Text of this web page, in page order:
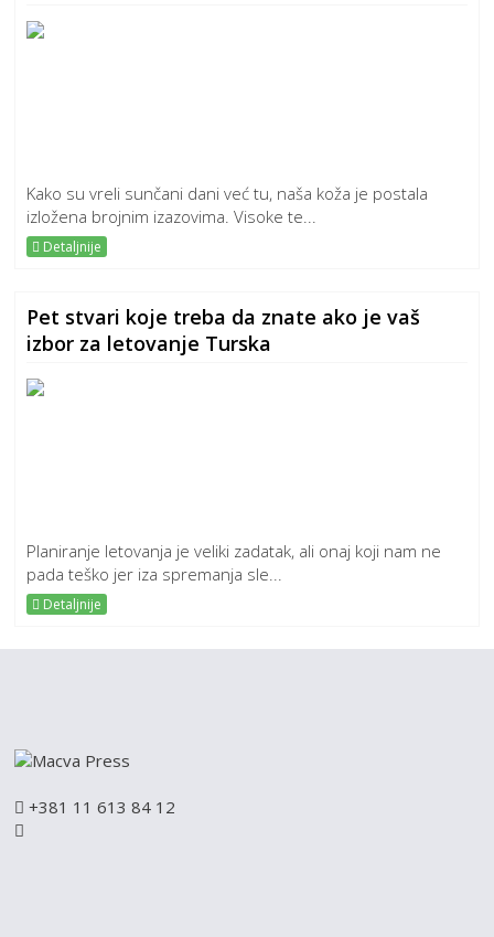
Kako su vreli sunčani dani već tu, naša koža je postala
izložena brojnim izazovima. Visoke te...
Detaljnije
Pet stvari koje treba da znate ako je vaš
izbor za letovanje Turska
Planiranje letovanja je veliki zadatak, ali onaj koji nam ne
pada teško jer iza spremanja sle...
Detaljnije
+381 11 613 84 12